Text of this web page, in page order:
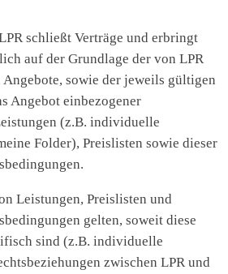
schließt Verträge und erbringt
auf der Grundlage der von LPR
sowie der jeweils gültigen
Angebot einbezogener
(z.B. individuelle
Folder), Preislisten sowie dieser
Leistungen, Preislisten und
gelten, soweit diese
sind (z.B. individuelle
zwischen LPR und